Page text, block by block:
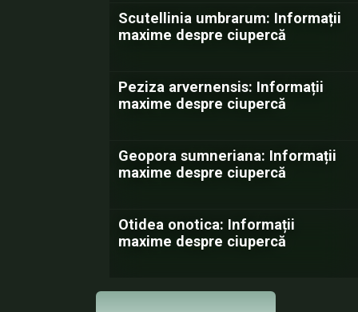
Scutellinia umbrarum: Informații
maxime despre ciupercă
Peziza arvernensis: Informații
maxime despre ciupercă
Geopora sumneriana: Informații
maxime despre ciupercă
Otidea onotica: Informații
maxime despre ciupercă